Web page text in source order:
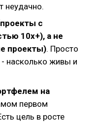
неудачно.
с
10х+), а не
проекты). Просто
- насколько живы и
на
первом
цель в росте